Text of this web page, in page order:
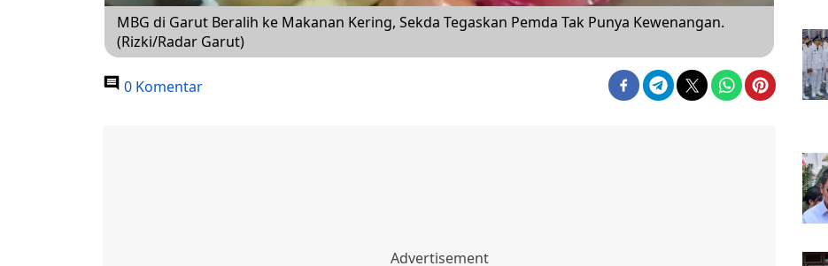
MBG di Garut Beralih ke Makanan Kering, Sekda Tegaskan Pemda Tak Punya Kewenangan.
(Rizki/Radar Garut)
0 Komentar